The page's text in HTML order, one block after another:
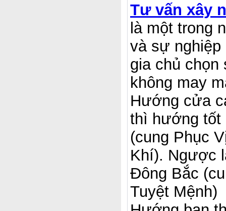
Tư vấn xây
là một trong
và sự nghiệp
gia chủ chọn
không may
Hướng cửa
thì hướng tốt
(cung Phục
Khí). Ngược
Đông Bắc
Tuyệt Mệnh)